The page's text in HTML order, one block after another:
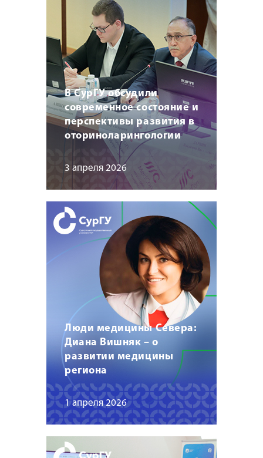
В СурГУ обсудили
современное состояние и
перспективы развития в
оториноларингологии
3 апреля 2026
Люди медицины Севера:
Диана Вишняк – о
развитии медицины
региона
1 апреля 2026